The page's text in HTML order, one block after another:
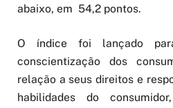
abaixo, em 54,2 pontos.
O índice foi lançado
conscientização dos
relação a seus direitos e
habilidades do